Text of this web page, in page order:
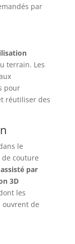
par
terrain. Les
pour
réutiliser des
le
couture
par
3D
les
ouvrent de